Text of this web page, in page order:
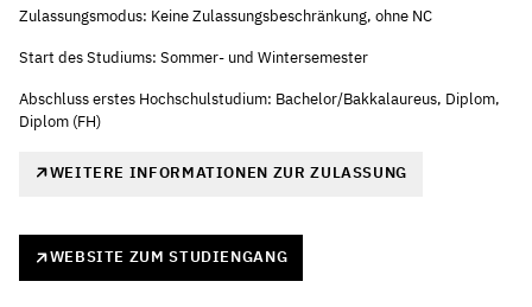
Zulassungsmodus: Keine Zulassungsbeschränkung, ohne NC
Start des Studiums: Sommer- und Wintersemester
Abschluss erstes Hochschulstudium: Bachelor/Bakkalaureus, Diplom,
Diplom (FH)
WEITERE INFORMATIONEN ZUR ZULASSUNG
WEBSITE ZUM STUDIENGANG